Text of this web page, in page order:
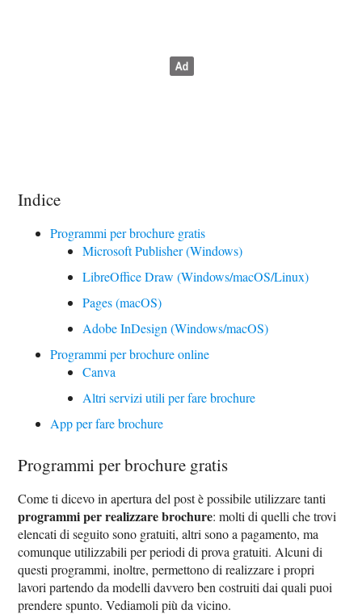
Indice
Programmi per brochure gratis
Microsoft Publisher (Windows)
LibreOffice Draw (Windows/macOS/Linux)
Pages (macOS)
Adobe InDesign (Windows/macOS)
Programmi per brochure online
Canva
Altri servizi utili per fare brochure
App per fare brochure
Programmi per brochure gratis
Come ti dicevo in apertura del post è possibile utilizzare tanti
programmi per realizzare brochure: molti di quelli che trovi
elencati di seguito sono gratuiti, altri sono a pagamento, ma
comunque utilizzabili per periodi di prova gratuiti. Alcuni di
questi programmi, inoltre, permettono di realizzare i propri
lavori partendo da modelli davvero ben costruiti dai quali puoi
prendere spunto. Vediamoli più da vicino.